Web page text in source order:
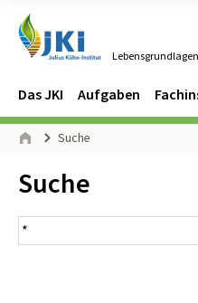
Navigation
Hauptmenü
Das JKI Aufgaben
Seitenpfad
Suche
Inhalt:
Suche
Suchergebnis